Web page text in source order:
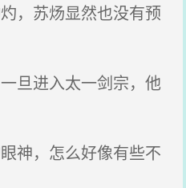
，苏炀显然也没有预
旦进入太一剑宗，他
神，怎么好像有些不